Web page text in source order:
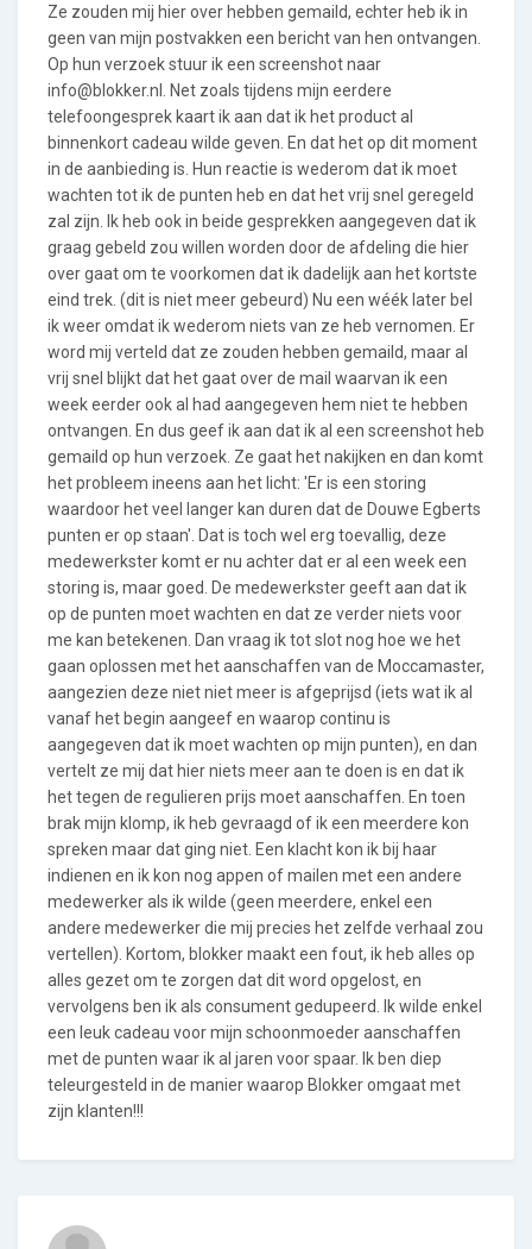
Ze zouden mij hier over hebben gemaild, echter heb ik in
geen van mijn postvakken een bericht van hen ontvangen.
Op hun verzoek stuur ik een screenshot naar
info@blokker.nl. Net zoals tijdens mijn eerdere
telefoongesprek kaart ik aan dat ik het product al
binnenkort cadeau wilde geven. En dat het op dit moment
in de aanbieding is. Hun reactie is wederom dat ik moet
wachten tot ik de punten heb en dat het vrij snel geregeld
zal zijn. Ik heb ook in beide gesprekken aangegeven dat ik
graag gebeld zou willen worden door de afdeling die hier
over gaat om te voorkomen dat ik dadelijk aan het kortste
eind trek. (dit is niet meer gebeurd) Nu een wéék later bel
ik weer omdat ik wederom niets van ze heb vernomen. Er
word mij verteld dat ze zouden hebben gemaild, maar al
vrij snel blijkt dat het gaat over de mail waarvan ik een
week eerder ook al had aangegeven hem niet te hebben
ontvangen. En dus geef ik aan dat ik al een screenshot heb
gemaild op hun verzoek. Ze gaat het nakijken en dan komt
het probleem ineens aan het licht: 'Er is een storing
waardoor het veel langer kan duren dat de Douwe Egberts
punten er op staan'. Dat is toch wel erg toevallig, deze
medewerkster komt er nu achter dat er al een week een
storing is, maar goed. De medewerkster geeft aan dat ik
op de punten moet wachten en dat ze verder niets voor
me kan betekenen. Dan vraag ik tot slot nog hoe we het
gaan oplossen met het aanschaffen van de Moccamaster,
aangezien deze niet niet meer is afgeprijsd (iets wat ik al
vanaf het begin aangeef en waarop continu is
aangegeven dat ik moet wachten op mijn punten), en dan
vertelt ze mij dat hier niets meer aan te doen is en dat ik
het tegen de regulieren prijs moet aanschaffen. En toen
brak mijn klomp, ik heb gevraagd of ik een meerdere kon
spreken maar dat ging niet. Een klacht kon ik bij haar
indienen en ik kon nog appen of mailen met een andere
medewerker als ik wilde (geen meerdere, enkel een
andere medewerker die mij precies het zelfde verhaal zou
vertellen). Kortom, blokker maakt een fout, ik heb alles op
alles gezet om te zorgen dat dit word opgelost, en
vervolgens ben ik als consument gedupeerd. Ik wilde enkel
een leuk cadeau voor mijn schoonmoeder aanschaffen
met de punten waar ik al jaren voor spaar. Ik ben diep
teleurgesteld in de manier waarop Blokker omgaat met
zijn klanten!!!